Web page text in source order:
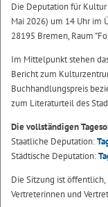
Die Deputation für
Mai 2026) um 14 Uhr im
28195 Bremen, Raum
Im Mittelpunkt stehen
Bericht zum
Buchhandlungspreis
zum Literaturteil des
Die vollständigen
Staatliche Deputation:
Städtische Deputation:
Die Sitzung ist
Vertreterinnen und